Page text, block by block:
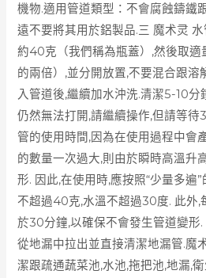
機物.適用管道類型：不會腐蝕鑄鐵
遠不要將其用於鋁製品.三 魔术灵
約40克（我們稱為瓶蓋）,然後取適
的兩倍）,並分開放置,不要混合跟溶
入管道後,繼續加水沖洗.清潔5-10分
仍然無法打開,請繼續操作,但請等
管的使用時間,因為在使用過程中會
的數量一次過大,則由於瞬時高溫升
形. 因此,在使用時,應按照“少量多遍
不超過40克,水溫不超過30度. 此外,
於30分鐘,以確保不會發生管道變形
從地漏中拉出並直接清潔地漏管.魔
潔跟疏通蔬菜池,水池,拖把池,地漏,